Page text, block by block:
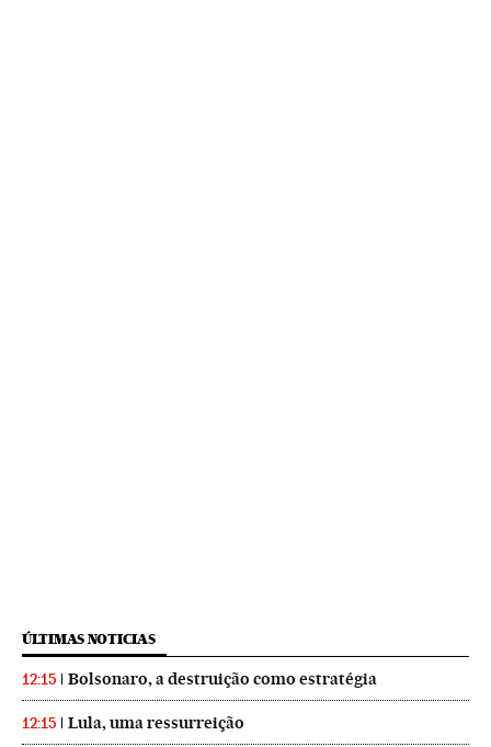
ÚLTIMAS NOTICIAS
12:15 Bolsonaro, a destruição como estratégia
12:15 Lula, uma ressurreição